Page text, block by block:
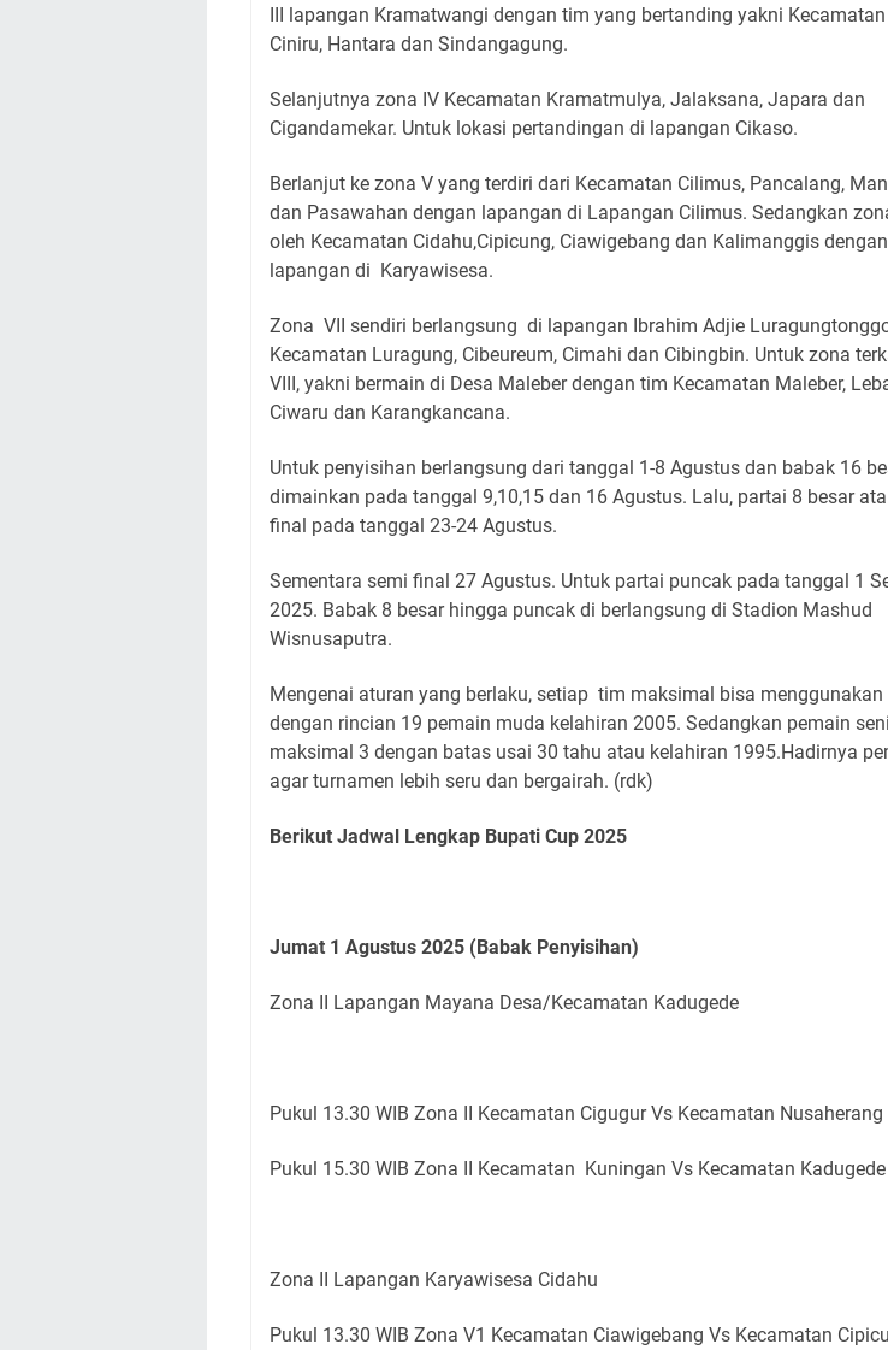
III lapangan Kramatwangi dengan tim yang bertanding yakni
Ciniru, Hantara dan Sindangagung.
Selanjutnya zona IV Kecamatan Kramatmulya, Jalaksana, Japara dan
Cigandamekar. Untuk lokasi pertandingan di lapangan Cikaso.
Berlanjut ke zona V yang terdiri dari Kecamatan Cilimus, Pancalang,
dan Pasawahan dengan lapangan di Lapangan Cilimus. Sedangkan
oleh Kecamatan Cidahu,Cipicung, Ciawigebang dan Kalimanggis
lapangan di Karyawisesa.
Zona VII sendiri berlangsung di lapangan Ibrahim Adjie
Kecamatan Luragung, Cibeureum, Cimahi dan Cibingbin. Untuk zona
VIII, yakni bermain di Desa Maleber dengan tim Kecamatan Maleber,
Ciwaru dan Karangkancana.
Untuk penyisihan berlangsung dari tanggal 1-8 Agustus dan babak 16
dimainkan pada tanggal 9,10,15 dan 16 Agustus. Lalu, partai 8 besar
final pada tanggal 23-24 Agustus.
Sementara semi final 27 Agustus. Untuk partai puncak pada tanggal 1
2025. Babak 8 besar hingga puncak di berlangsung di Stadion Mashud
Wisnusaputra.
Mengenai aturan yang berlaku, setiap tim maksimal bisa menggunakan
dengan rincian 19 pemain muda kelahiran 2005. Sedangkan pemain
maksimal 3 dengan batas usai 30 tahu atau kelahiran 1995.Hadirnya
agar turnamen lebih seru dan bergairah. (rdk)
Berikut Jadwal Lengkap Bupati Cup 2025
Jumat 1 Agustus 2025 (Babak Penyisihan)
Zona II Lapangan Mayana Desa/Kecamatan Kadugede
Pukul 13.30 WIB Zona II Kecamatan Cigugur Vs Kecamatan Nusaherang
Pukul 15.30 WIB Zona II Kecamatan Kuningan Vs Kecamatan Kadugede
Zona II Lapangan Karyawisesa Cidahu
Pukul 13.30 WIB Zona V1 Kecamatan Ciawigebang Vs Kecamatan